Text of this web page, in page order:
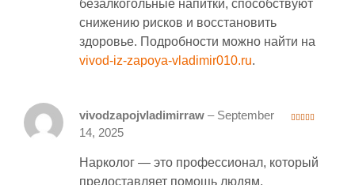
безалкогольные напитки, способствуют
снижению рисков и восстановить
здоровье. Подробности можно найти на
vivod-iz-zapoya-vladimir010.ru.
vivodzapojvladimirraw – September
14, 2025
Нарколог — это профессионал, который
предоставляет помощь людям,